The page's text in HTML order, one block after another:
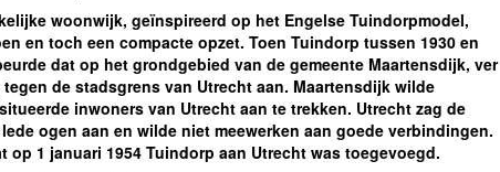
woonwijk, geïnspireerd op het Engelse Tuindorpmodel,
en toch een compacte opzet. Toen Tuindorp tussen 1930 en
dat op het grondgebied van de gemeente Maartensdijk, ver
de stadsgrens van Utrecht aan. Maartensdijk wilde
inwoners van Utrecht aan te trekken. Utrecht zag de
ogen aan en wilde niet meewerken aan goede verbindingen.
op 1 januari 1954 Tuindorp aan Utrecht was toegevoegd.